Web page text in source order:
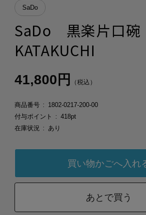
SaDo
SaDo 黒楽片口碗
KATAKUCHI
41,800円 （税込）
商品番号
1802-0217-200-00
付与ポイント
418pt
在庫状況
あり
あとで買う